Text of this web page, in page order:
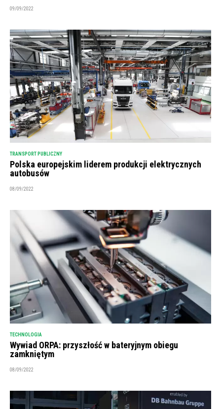
09/09/2022
TRANSPORT PUBLICZNY
Polska europejskim liderem produkcji elektrycznych
autobusów
08/09/2022
TECHNOLOGIA
Wywiad ORPA: przyszłość w bateryjnym obiegu
zamkniętym
08/09/2022